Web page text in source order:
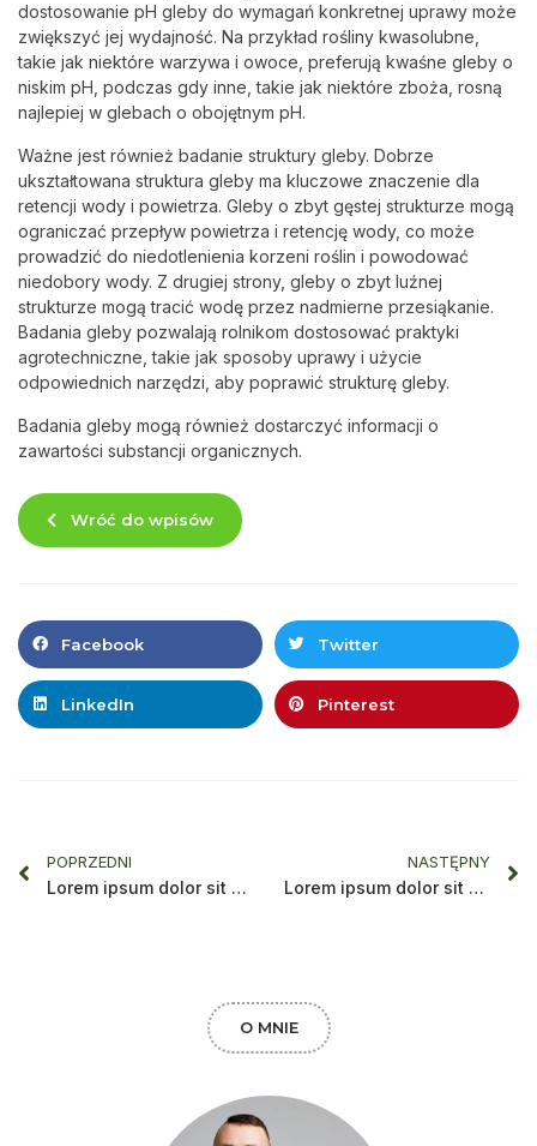
dostosowanie pH gleby do wymagań konkretnej uprawy może
zwiększyć jej wydajność. Na przykład rośliny kwasolubne,
takie jak niektóre warzywa i owoce, preferują kwaśne gleby o
niskim pH, podczas gdy inne, takie jak niektóre zboża, rosną
najlepiej w glebach o obojętnym pH.
Ważne jest również badanie struktury gleby. Dobrze
ukształtowana struktura gleby ma kluczowe znaczenie dla
retencji wody i powietrza. Gleby o zbyt gęstej strukturze mogą
ograniczać przepływ powietrza i retencję wody, co może
prowadzić do niedotlenienia korzeni roślin i powodować
niedobory wody. Z drugiej strony, gleby o zbyt luźnej
strukturze mogą tracić wodę przez nadmierne przesiąkanie.
Badania gleby pozwalają rolnikom dostosować praktyki
agrotechniczne, takie jak sposoby uprawy i użycie
odpowiednich narzędzi, aby poprawić strukturę gleby.
Badania gleby mogą również dostarczyć informacji o
zawartości substancji organicznych.
Wróć do wpisów
Facebook Twitter
LinkedIn Pinterest
POPRZEDNI
Lorem ipsum dolor sit amet, consectetur adipiscing elit.
NASTĘPNY
Lorem ipsum dolor sit amet, consectetur adipiscing elit.
O MNIE